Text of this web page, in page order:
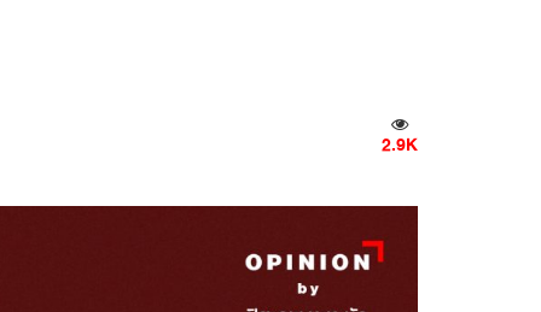
2.9K